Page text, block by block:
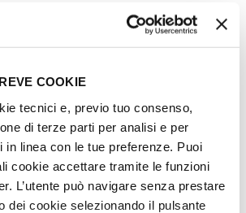
COOKIE
tecnici e, previo tuo consenso,
di terze parti per analisi e per
in linea con le tue preferenze. Puoi
cookie accettare tramite le funzioni
L’utente può navigare senza prestare
dei cookie selezionando il pulsante
pasión, dedicación
arte y un oficio antiguoque
multinacionales.